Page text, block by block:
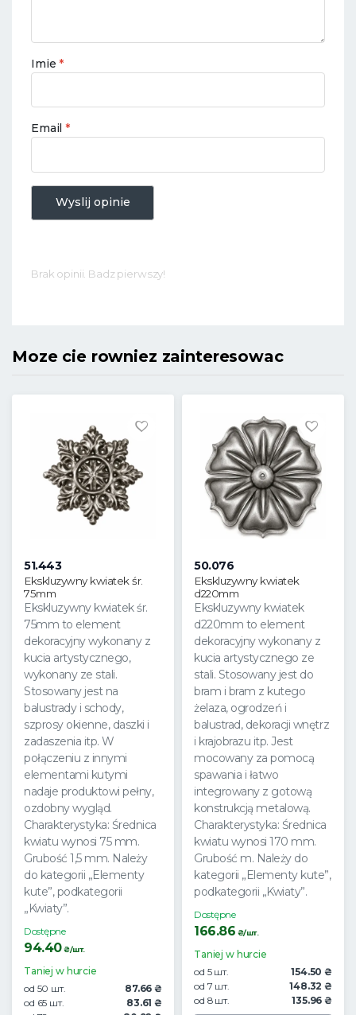
Imie*
Email*
Wyslij opinie
Brak opinii. Badz pierwszy!
Moze cie rowniez zainteresowac
51.443
Ekskluzywny kwiatek śr.
75mm
Ekskluzywny kwiatek śr.
75mm to element
dekoracyjny wykonany z
kucia artystycznego,
wykonany ze stali.
Stosowany jest na
balustrady i schody,
szprosy okienne, daszki i
zadaszenia itp. W
połączeniu z innymi
elementami kutymi
nadaje produktowi pełny,
ozdobny wygląd.
Charakterystyka: Średnica
kwiatu wynosi 75 mm.
Grubość 1,5 mm. Należy
do kategorii „Elementy
kute”, podkategorii
„Kwiaty”.
Dostępne
94.40₴/шт.
Taniej w hurcie
od 50 шт.
87.66 ₴
od 65 шт.
83.61 ₴
50.076
Ekskluzywny kwiatek
d220mm
Ekskluzywny kwiatek
d220mm to element
dekoracyjny wykonany z
kucia artystycznego ze
stali. Stosowany jest do
bram i bram z kutego
żelaza, ogrodzeń i
balustrad, dekoracji wnętrz
i krajobrazu itp. Jest
mocowany za pomocą
spawania i łatwo
integrowany z gotową
konstrukcją metalową.
Charakterystyka: Średnica
kwiatu wynosi 170 mm.
Grubość m. Należy do
kategorii „Elementy kute”,
podkategorii „Kwiaty”.
Dostępne
166.86 ₴/шт.
Taniej w hurcie
od 5 шт.
154.50 ₴
od 7 шт.
148.32 ₴
od 8 шт.
135.96 ₴